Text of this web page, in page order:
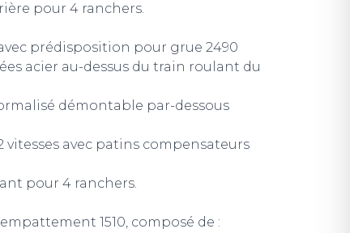
pour 4 ranchers.
prédisposition pour grue 2490
acier au-dessus du train roulant du
démontable par-dessous
vitesses avec patins compensateurs
pour 4 ranchers.
1510, composé de :